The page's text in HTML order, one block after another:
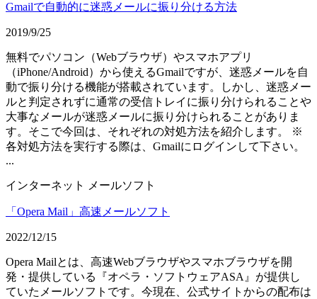
Gmailで自動的に迷惑メールに振り分ける方法
2019/9/25
無料でパソコン（Webブラウザ）やスマホアプリ
（iPhone/Android）から使えるGmailですが、迷惑メールを自
動で振り分ける機能が搭載されています。しかし、迷惑メー
ルと判定されずに通常の受信トレイに振り分けられることや
大事なメールが迷惑メールに振り分けられることがありま
す。そこで今回は、それぞれの対処方法を紹介します。 ※
各対処方法を実行する際は、Gmailにログインして下さい。
...
インターネット メールソフト
「Opera Mail」高速メールソフト
2022/12/15
Opera Mailとは、高速Webブラウザやスマホブラウザを開
発・提供している『オペラ・ソフトウェアASA』が提供し
ていたメールソフトです。今現在、公式サイトからの配布は